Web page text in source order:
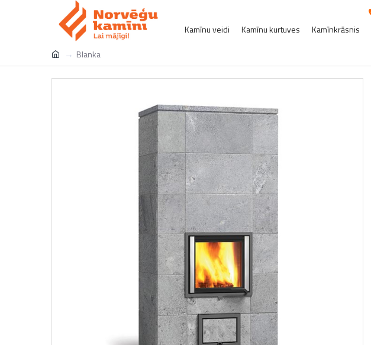
Kamīnu veidi Kamīnu kurtuves Kamīnkrāsnis
Blanka